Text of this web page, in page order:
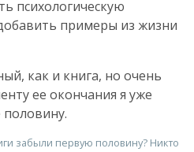
психологическую
примеры из жизни
как и книга, но очень
ее окончания я уже
забыли первую половину? Никто